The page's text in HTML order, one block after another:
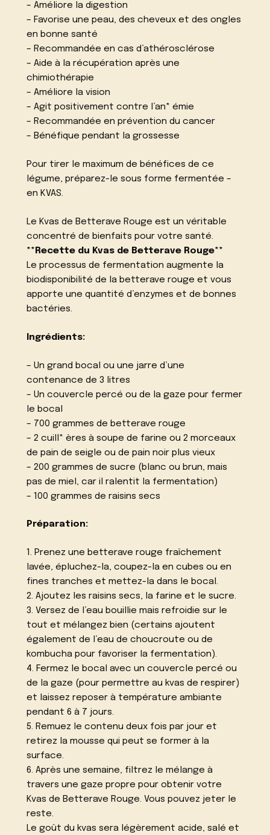
– Améliore la digestion
– Favorise une peau, des cheveux et des ongles
en bonne santé
– Recommandée en cas d’athérosclérose
– Aide à la récupération après une
chimiothérapie
– Améliore la vision
– Agit positivement contre l’an* émie
– Recommandée en prévention du cancer
– Bénéfique pendant la grossesse
Pour tirer le maximum de bénéfices de ce
légume, préparez-le sous forme fermentée –
en KVAS.
Le Kvas de Betterave Rouge est un véritable
concentré de bienfaits pour votre santé.
**Recette du Kvas de Betterave Rouge**
Le processus de fermentation augmente la
biodisponibilité de la betterave rouge et vous
apporte une quantité d’enzymes et de bonnes
bactéries.
Ingrédients:
– Un grand bocal ou une jarre d’une
contenance de 3 litres
– Un couvercle percé ou de la gaze pour fermer
le bocal
– 700 grammes de betterave rouge
– 2 cuill* ères à soupe de farine ou 2 morceaux
de pain de seigle ou de pain noir plus vieux
– 200 grammes de sucre (blanc ou brun, mais
pas de miel, car il ralentit la fermentation)
– 100 grammes de raisins secs
Préparation:
1. Prenez une betterave rouge fraîchement
lavée, épluchez-la, coupez-la en cubes ou en
fines tranches et mettez-la dans le bocal.
2. Ajoutez les raisins secs, la farine et le sucre.
3. Versez de l’eau bouillie mais refroidie sur le
tout et mélangez bien (certains ajoutent
également de l’eau de choucroute ou de
kombucha pour favoriser la fermentation).
4. Fermez le bocal avec un couvercle percé ou
de la gaze (pour permettre au kvas de respirer)
et laissez reposer à température ambiante
pendant 6 à 7 jours.
5. Remuez le contenu deux fois par jour et
retirez la mousse qui peut se former à la
surface.
6. Après une semaine, filtrez le mélange à
travers une gaze propre pour obtenir votre
Kvas de Betterave Rouge. Vous pouvez jeter le
reste.
Le goût du kvas sera légèrement acide, salé et